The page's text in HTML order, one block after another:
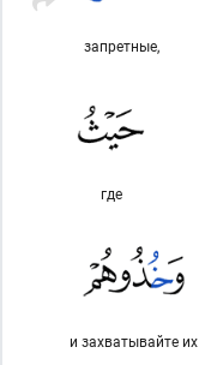
запретные,
где
и захватывайте их